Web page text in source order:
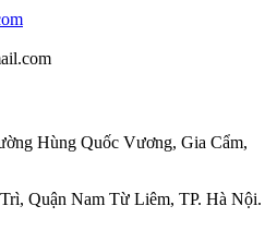
Hùng Quốc Vương, Gia Cẩm,
Quận Nam Từ Liêm, TP. Hà Nội.